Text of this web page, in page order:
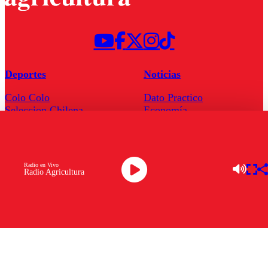
Radio Agricultura
Radio en Vivo
Deportes
Colo Colo
Seleccion Chilena
Noticias
Dato Practico
Economía
Programas
Enfoqué Público
Nosotros
Frecuencias